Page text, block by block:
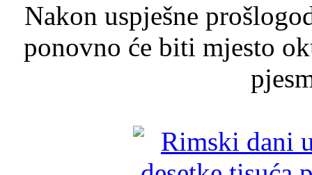
Nakon uspješne
ponovno će biti mjesto